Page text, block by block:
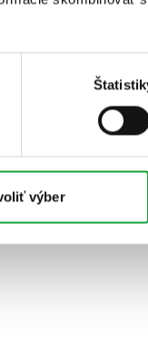
výber